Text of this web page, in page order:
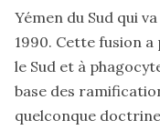
Yémen du Sud qui
1990. Cette fusion a
le Sud et à
base des
quelconque